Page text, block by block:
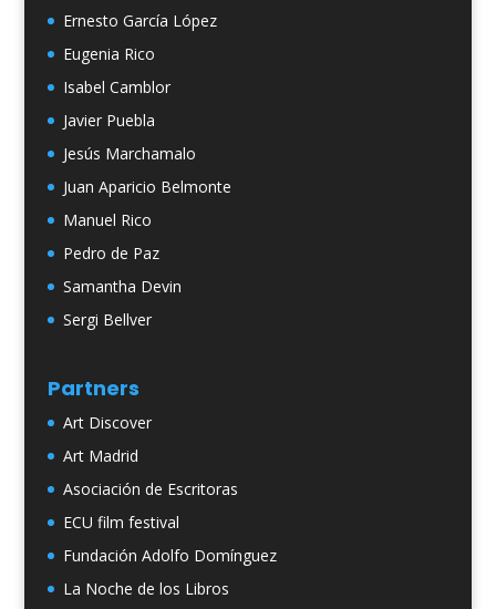
Ernesto García López
Eugenia Rico
Isabel Camblor
Javier Puebla
Jesús Marchamalo
Juan Aparicio Belmonte
Manuel Rico
Pedro de Paz
Samantha Devin
Sergi Bellver
Partners
Art Discover
Art Madrid
Asociación de Escritoras
ECU film festival
Fundación Adolfo Domínguez
La Noche de los Libros